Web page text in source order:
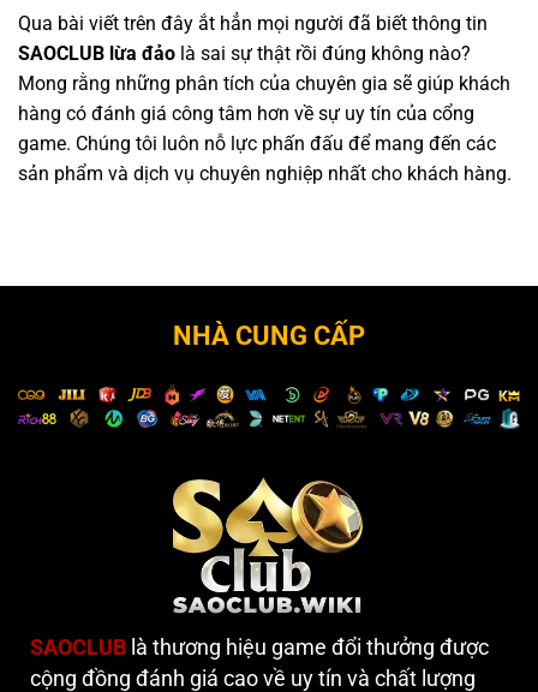
Qua bài viết trên đây ắt hẳn mọi người đã biết thông tin
SAOCLUB lừa đảo là sai sự thật rồi đúng không nào?
Mong rằng những phân tích của chuyên gia sẽ giúp khách
hàng có đánh giá công tâm hơn về sự uy tín của cổng
game. Chúng tôi luôn nỗ lực phấn đấu để mang đến các
sản phẩm và dịch vụ chuyên nghiệp nhất cho khách hàng.
NHÀ CUNG CẤP
SAOCLUB là thương hiệu game đổi thưởng được
cộng đồng đánh giá cao về uy tín và chất lượng